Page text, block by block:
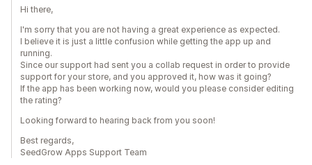
Hi there,
I'm sorry that you are not having a great experience as expected.
I believe it is just a little confusion while getting the app up and
running.
Since our support had sent you a collab request in order to provide
support for your store, and you approved it, how was it going?
If the app has been working now, would you please consider editing
the rating?
Looking forward to hearing back from you soon!
Best regards,
SeedGrow Apps Support Team